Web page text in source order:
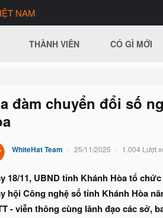
NAM
THÀNH VIÊN CÓ GÌ MỚI
đàm chuyển đổi số
WhiteHat Team 25/11/2025 1.004 Lượt
18/11, UBND tỉnh Khánh Hòa tổ
hội Công nghệ số tỉnh Khánh Hòa
- viễn thông cùng lãnh đạo các sở,